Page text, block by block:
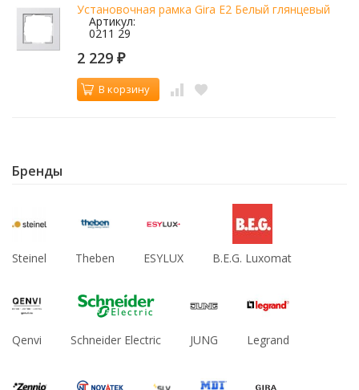
Установочная рамка Gira E2 Белый глянцевый
Артикул:
0211 29
2 229 ₽
В корзину
Бренды
Steinel Theben ESYLUX B.E.G. Luxomat
Qenvi Schneider Electric JUNG Legrand